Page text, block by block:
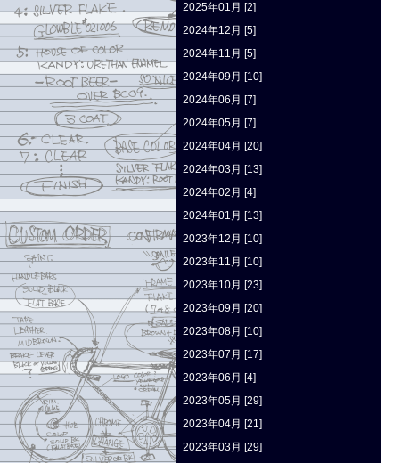
2025年01月 [2]
2024年12月 [5]
2024年11月 [5]
2024年09月 [10]
2024年06月 [7]
2024年05月 [7]
2024年04月 [20]
2024年03月 [13]
2024年02月 [4]
2024年01月 [13]
2023年12月 [10]
2023年11月 [10]
2023年10月 [23]
2023年09月 [20]
2023年08月 [10]
2023年07月 [17]
2023年06月 [4]
2023年05月 [29]
2023年04月 [21]
2023年03月 [29]